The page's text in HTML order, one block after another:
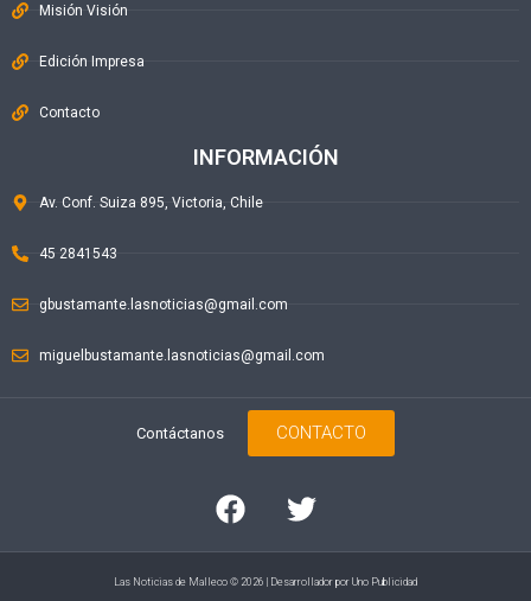
Misión Visión
Edición Impresa
Contacto
INFORMACIÓN
Av. Conf. Suiza 895, Victoria, Chile
45 2841543
gbustamante.lasnoticias@gmail.com
miguelbustamante.lasnoticias@gmail.com
Contáctanos CONTACTO
Las Noticias de Malleco © 2026 | Desarrollador por Uno Publicidad